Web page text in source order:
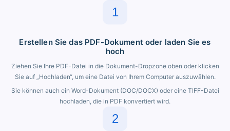
1
Erstellen Sie das PDF-Dokument oder laden Sie es
hoch
Ziehen Sie Ihre PDF-Datei in die Dokument-Dropzone oben oder klicken
Sie auf „Hochladen“, um eine Datei von Ihrem Computer auszuwählen.
Sie können auch ein Word-Dokument (DOC/DOCX) oder eine TIFF-Datei
hochladen, die in PDF konvertiert wird.
2